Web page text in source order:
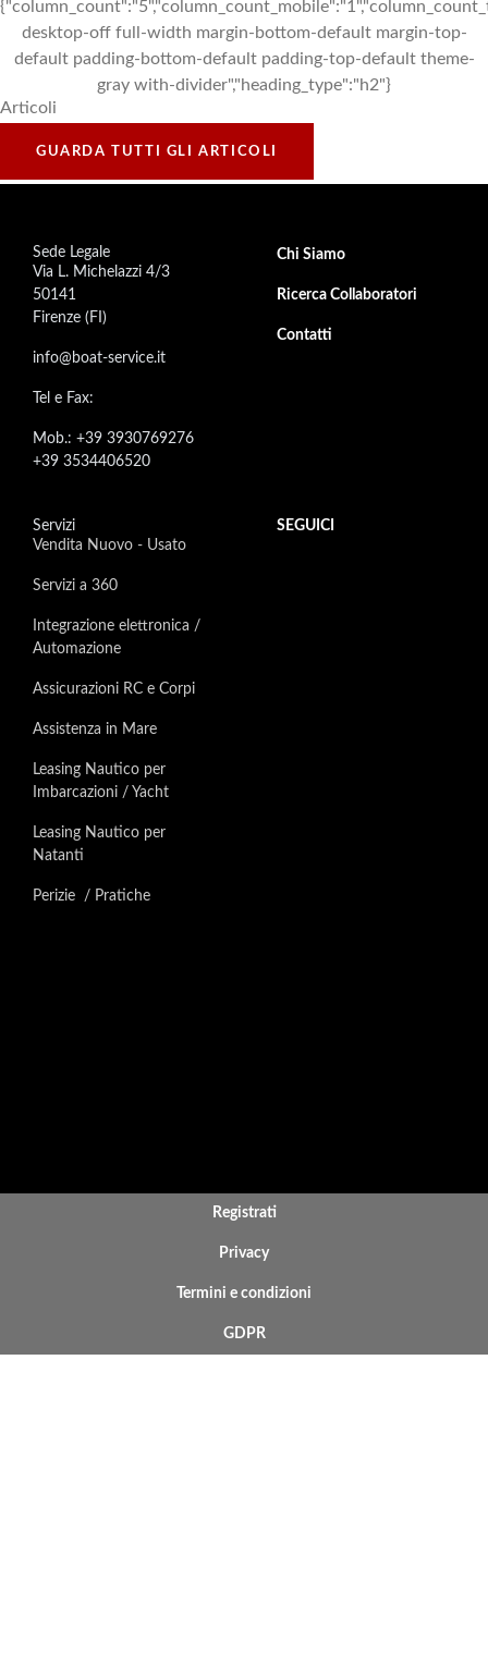
desktop-off full-width margin-bottom-default margin-top-
default padding-bottom-default padding-top-default theme-
gray with-divider","heading_type":"h2"}
Main
title
Articoli
Action
GUARDA TUTTI GLI ARTICOLI
Sede Legale
Via L. Michelazzi 4/3
50141
Firenze (FI)
info@boat-service.it
Tel e Fax:
Mob.: +39 3930769276
+39 3534406520
Footer secondary menu
Chi Siamo
Ricerca Collaboratori
Contatti
Servizi
Vendita Nuovo - Usato
Servizi a 360
Integrazione elettronica /
Automazione
Assicurazioni RC e Corpi
Assistenza in Mare
Leasing Nautico per
Imbarcazioni / Yacht
Leasing Nautico per
Natanti
Perizie / Pratiche
SEGUICI
BOTTOM FOOTER MENU
Registrati
Privacy
Termini e condizioni
GDPR